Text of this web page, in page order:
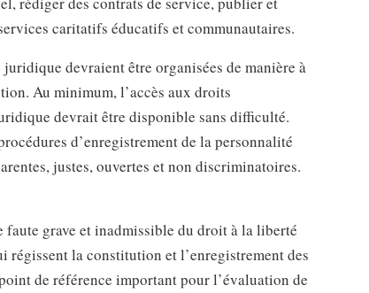
caritatifs éducatifs et communautaires.
devraient être organisées de manière à
Au minimum, l’accès aux droits
devrait être disponible sans difficulté.
d’enregistrement de la personnalité
justes, ouvertes et non discriminatoires.
faute grave et inadmissible du droit à la liberté
régissent la constitution et l’enregistrement des
de référence important pour l’évaluation de